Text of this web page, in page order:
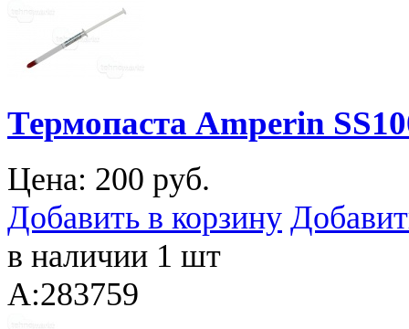
Термопаста Amperin
Цена: 200 руб.
Добавить в корзину
в наличии 1 шт
A:283759